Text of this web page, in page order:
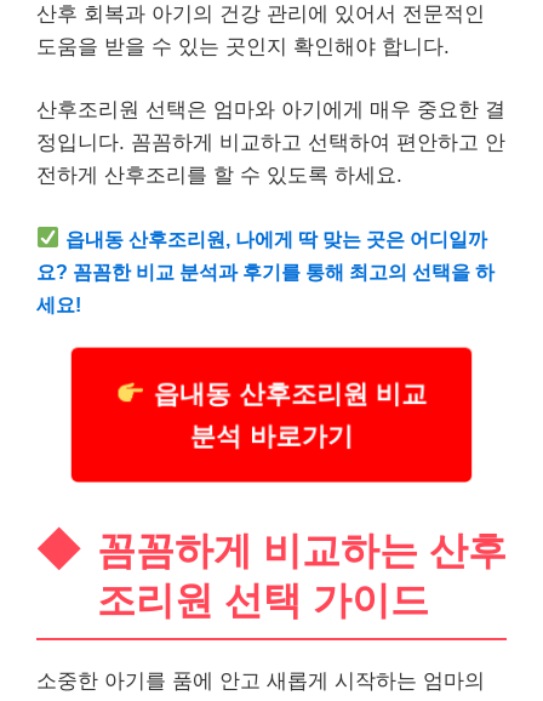
산후 회복과 아기의 건강 관리에 있어서 전문적인
도움을 받을 수 있는 곳인지 확인해야 합니다.
산후조리원 선택은 엄마와 아기에게 매우 중요한 결
정입니다. 꼼꼼하게 비교하고 선택하여 편안하고 안
전하게 산후조리를 할 수 있도록 하세요.
읍내동 산후조리원, 나에게 딱 맞는 곳은 어디일까
요? 꼼꼼한 비교 분석과 후기를 통해 최고의 선택을 하
세요!
읍내동 산후조리원 비교
분석 바로가기
꼼꼼하게 비교하는 산후
조리원 선택 가이드
소중한 아기를 품에 안고 새롭게 시작하는 엄마의